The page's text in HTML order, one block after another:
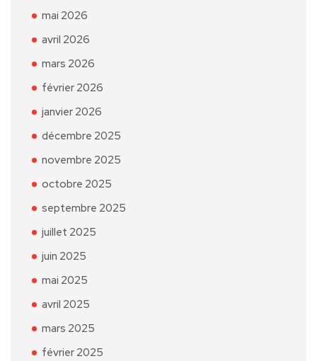
mai 2026
avril 2026
mars 2026
février 2026
janvier 2026
décembre 2025
novembre 2025
octobre 2025
septembre 2025
juillet 2025
juin 2025
mai 2025
avril 2025
mars 2025
février 2025